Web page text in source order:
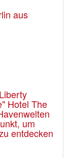
aus
Hotel The
um
entdecken